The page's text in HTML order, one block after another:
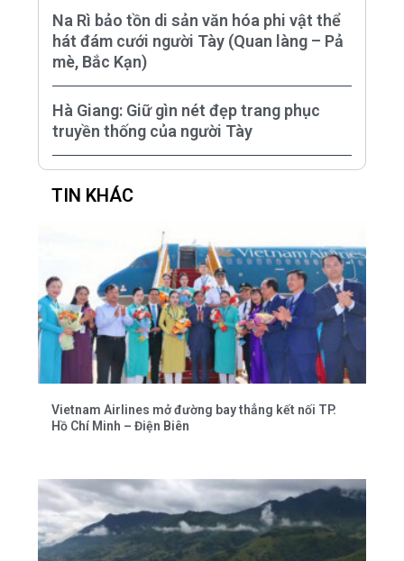
Na Rì bảo tồn di sản văn hóa phi vật thể
hát đám cưới người Tày (Quan làng – Pả
mè, Bắc Kạn)
Hà Giang: Giữ gìn nét đẹp trang phục
truyền thống của người Tày
TIN KHÁC
Vietnam Airlines mở đường bay thẳng kết nối TP.
Hồ Chí Minh – Điện Biên